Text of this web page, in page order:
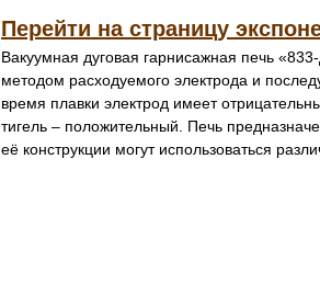
Перейти на страницу
Вакуумная дуговая гарнисажная печь
методом расходуемого электрода и
время плавки электрод имеет
тигель – положительный. Печь
её конструкции могут использоваться